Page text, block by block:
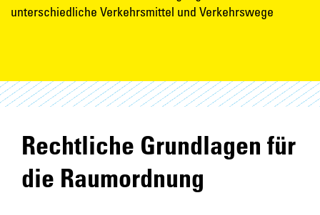
Rechtliche Grundlagen für
die Raumordnung